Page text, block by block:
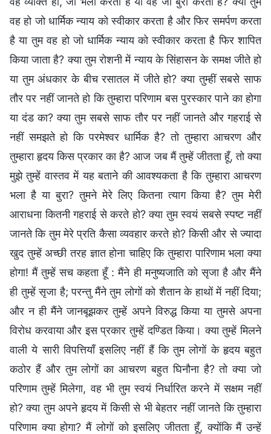
वह हो जो धार्मिक न्याय को स्वीकार करता है और फिर समर्पण करता
है या तुम वह हो जो धार्मिक न्याय को स्वीकार करता है फिर शापित
किया जाता है? क्या तुम रोशनी में न्याय के सिंहासन के समक्ष जीते हो
या तुम अंधकार के बीच रसातल में जीते हो? क्या तुम्हीं सबसे साफ
तौर पर नहीं जानते हो कि तुम्हारा परिणाम बस पुरस्कार पाने का होगा
या दंड का? क्या तुम सबसे साफ तौर पर नहीं जानते और गहराई से
नहीं समझते हो कि परमेश्वर धार्मिक है? तो तुम्हारा आचरण और
तुम्हारा हृदय किस प्रकार का है? आज जब मैं तुम्हें जीतता हूँ, तो क्या
मुझे तुम्हें वास्तव में यह बताने की आवश्यकता है कि तुम्हारा आचरण
भला है या बुरा? तुमने मेरे लिए कितना त्याग किया है? तुम मेरी
आराधना कितनी गहराई से करते हो? क्या तुम स्वयं सबसे स्पष्ट नहीं
जानते कि तुम मेरे प्रति कैसा व्यवहार करते हो? किसी और से ज्यादा
खुद तुम्हें अच्छी तरह ज्ञात होना चाहिए कि तुम्हारा पारिणाम भला क्या
होगा! मैं तुम्हें सच कहता हूँ : मैंने ही मनुष्यजाति को सृजा है और मैंने
ही तुम्हें सृजा है; परन्तु मैंने तुम लोगों को शैतान के हाथों में नहीं दिया;
और न ही मैंने जानबूझकर तुम्हें अपने विरुद्ध किया या तुमसे अपना
विरोध करवाया और इस प्रकार तुम्हें दण्डित किया। क्या तुम्हें मिलने
वाली ये सारी विपत्तियाँ इसलिए नहीं हैं कि तुम लोगों के हृदय बहुत
कठोर हैं और तुम लोगों का आचरण बहुत घिनौना है? तो क्या जो
परिणाम तुम्हें मिलेगा, वह भी तुम स्वयं निर्धारित करने में सक्षम नहीं
हो? क्या तुम अपने हृदय में किसी से भी बेहतर नहीं जानते कि तुम्हारा
परिणाम क्या होगा? मैं लोगों को इसलिए जीतता हूँ, क्योंकि मैं उन्हें